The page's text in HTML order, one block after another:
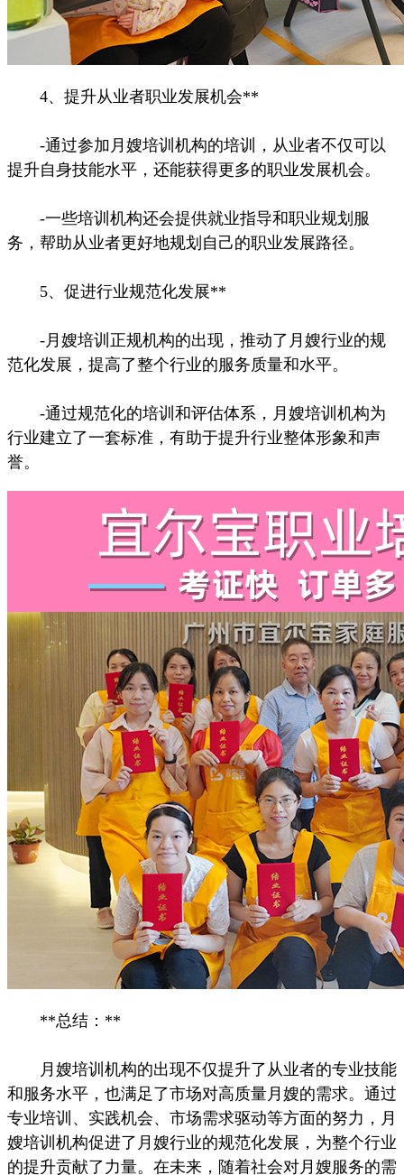
4、提升从业者职业发展机会**
-通过参加月嫂培训机构的培训，从业者不仅可以
提升自身技能水平，还能获得更多的职业发展机会。
-一些培训机构还会提供就业指导和职业规划服
务，帮助从业者更好地规划自己的职业发展路径。
5、促进行业规范化发展**
-月嫂培训正规机构的出现，推动了月嫂行业的规
范化发展，提高了整个行业的服务质量和水平。
-通过规范化的培训和评估体系，月嫂培训机构为
行业建立了一套标准，有助于提升行业整体形象和声
誉。
**总结：**
月嫂培训机构的出现不仅提升了从业者的专业技能
和服务水平，也满足了市场对高质量月嫂的需求。通过
专业培训、实践机会、市场需求驱动等方面的努力，月
嫂培训机构促进了月嫂行业的规范化发展，为整个行业
的提升贡献了力量。在未来，随着社会对月嫂服务的需